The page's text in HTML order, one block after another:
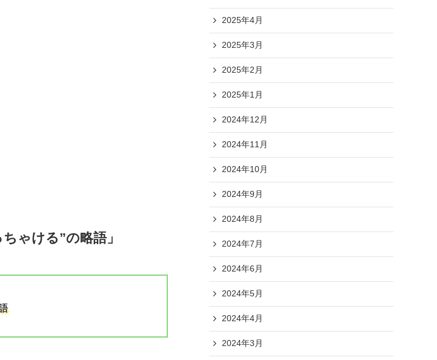
ゃける”の略語」
2025年4月
2025年3月
2025年2月
2025年1月
2024年12月
2024年11月
2024年10月
2024年9月
2024年8月
2024年7月
2024年6月
2024年5月
2024年4月
2024年3月